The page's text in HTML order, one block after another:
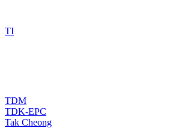
TI
TDM
TDK-EPC
Tak Cheong